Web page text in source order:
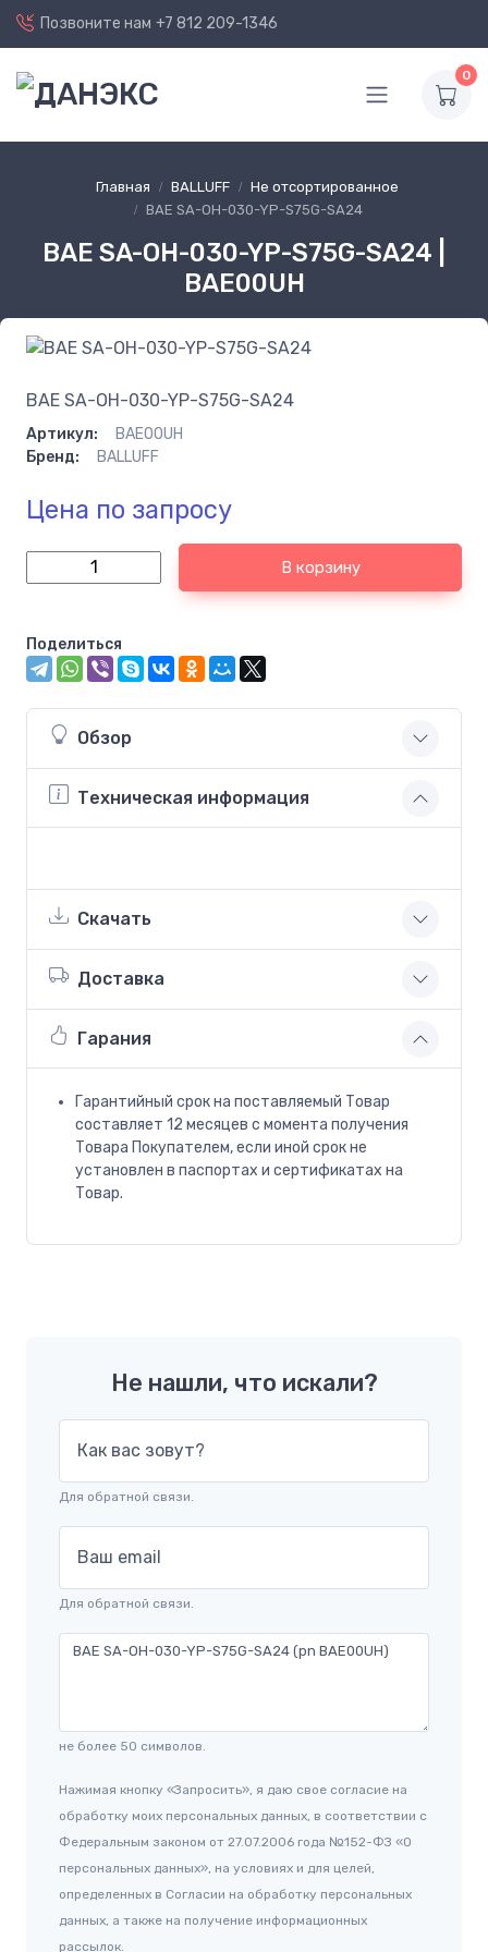
Позвоните нам +7 812 209-1346
0
Главная BALLUFF
Не отсортированное
BAE SA-OH-030-YP-S75G-SA24
BAE SA-OH-030-YP-S75G-SA24 |
BAE00UH
BAE SA-OH-030-YP-S75G-SA24
Артикул:
BAE00UH
Бренд:
BALLUFF
Цена по запросу
В корзину
Поделиться
Обзор
Техническая информация
Скачать
Доставка
Гарания
Гарантийный срок на поставляемый Товар
составляет 12 месяцев с момента получения
Товара Покупателем, если иной срок не
установлен в паспортах и сертификатах на
Товар.
Не нашли, что искали?
Как вас зовут?
Для обратной связи.
Ваш email
Для обратной связи.
не более 50 символов.
Нажимая кнопку «Запросить», я даю свое согласие на
обработку моих персональных данных, в соответствии с
Федеральным законом от 27.07.2006 года №152-ФЗ «О
персональных данных», на условиях и для целей,
определенных в Согласии на обработку персональных
данных, а также на получение информационных
рассылок.